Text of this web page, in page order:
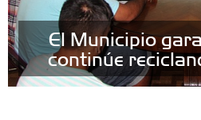
El Municipio
continúe